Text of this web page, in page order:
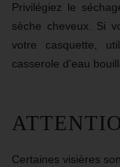
Privilégiez le
sèche cheveux. Si
votre casquette,
casserole d'eau
Certaines visières